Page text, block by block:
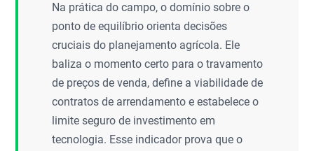
Na prática do campo, o domínio sobre o
ponto de equilíbrio orienta decisões
cruciais do planejamento agrícola. Ele
baliza o momento certo para o travamento
de preços de venda, define a viabilidade de
contratos de arrendamento e estabelece o
limite seguro de investimento em
tecnologia. Esse indicador prova que o